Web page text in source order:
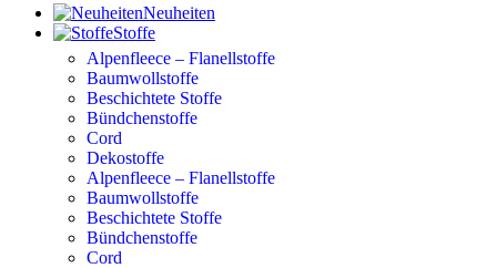
Neuheiten
Stoffe
Alpenfleece – Flanellstoffe
Baumwollstoffe
Beschichtete Stoffe
Bündchenstoffe
Cord
Dekostoffe
Alpenfleece – Flanellstoffe
Baumwollstoffe
Beschichtete Stoffe
Bündchenstoffe
Cord